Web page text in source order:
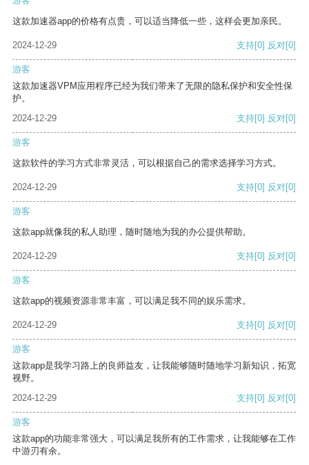
这款加速器app的价格有点贵，可以适当降低一些，这样会更加亲民。
2024-12-29 支持[0] 反对[0]
游客
这款加速器VPM应用程序已经为我们带来了无限的隐私保护和安全性保
护。
2024-12-29
支持[0] 反对[0]
游客
这款软件的学习方式非常灵活，可以根据自己的需求选择学习方式。
2024-12-29 支持[0] 反对[0]
游客
这款app就像我的私人助理，随时随地为我的办公提供帮助。
2024-12-29 支持[0] 反对[0]
游客
这款app的视频资源非常丰富，可以满足我不同的娱乐需求。
2024-12-29 支持[0] 反对[0]
游客
这款app是我学习路上的良师益友，让我能够随时随地学习新知识，拓宽
视野。
2024-12-29
支持[0] 反对[0]
游客
这款app的功能非常强大，可以满足我所有的工作需求，让我能够在工作
中游刃有余。